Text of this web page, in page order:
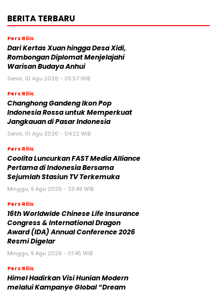
BERITA TERBARU
Pers Rilis
Dari Kertas Xuan hingga Desa Xidi,
Rombongan Diplomat Menjelajahi
Warisan Budaya Anhui
Senin, 10 Agu 2026 - 05:57 WIB
Pers Rilis
Changhong Gandeng Ikon Pop
Indonesia Rossa untuk Memperkuat
Jangkauan di Pasar Indonesia
Senin, 10 Agu 2026 - 04:22 WIB
Pers Rilis
Coolita Luncurkan FAST Media Alliance
Pertama di Indonesia Bersama
Sejumlah Stasiun TV Terkemuka
Minggu, 9 Agu 2026 - 23:49 WIB
Pers Rilis
16th Worldwide Chinese Life Insurance
Congress & International Dragon
Award (IDA) Annual Conference 2026
Resmi Digelar
Minggu, 9 Agu 2026 - 01:45 WIB
Pers Rilis
Himel Hadirkan Visi Hunian Modern
melalui Kampanye Global “Dream